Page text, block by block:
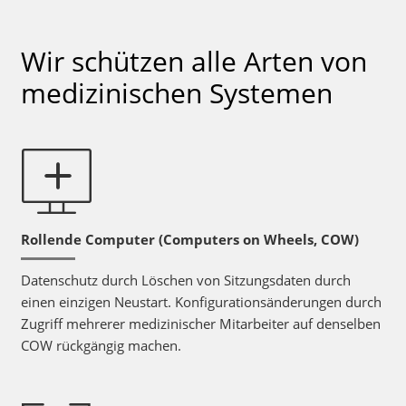
Wir schützen alle Arten von
medizinischen Systemen
Rollende Computer (Computers on Wheels, COW)
Datenschutz durch Löschen von Sitzungsdaten durch
einen einzigen Neustart. Konfigurationsänderungen durch
Zugriff mehrerer medizinischer Mitarbeiter auf denselben
COW rückgängig machen.